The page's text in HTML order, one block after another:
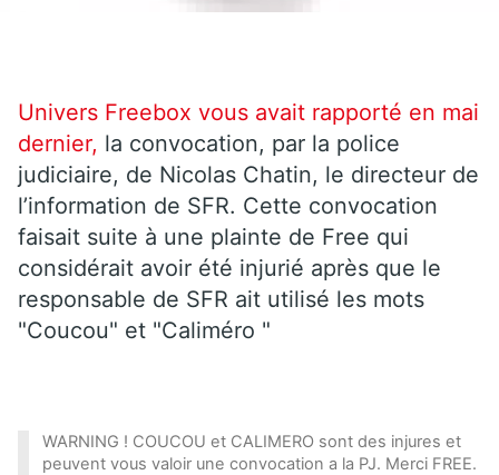
Univers Freebox vous avait rapporté en mai
dernier, la convocation, par la police
judiciaire, de Nicolas Chatin, le directeur de
l’information de SFR. Cette convocation
faisait suite à une plainte de Free qui
considérait avoir été injurié après que le
responsable de SFR ait utilisé les mots
"Coucou" et "Caliméro "
WARNING ! COUCOU et CALIMERO sont des injures et
peuvent vous valoir une convocation a la PJ. Merci FREE.